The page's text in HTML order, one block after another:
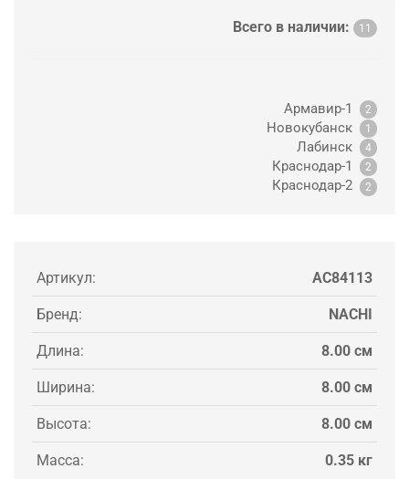
Всего в наличии: 11
Армавир-1 2
Новокубанск 1
Лабинск 4
Краснодар-1 2
Краснодар-2 2
Артикул: AC84113
Бренд: NACHI
Длина: 8.00 см
Ширина: 8.00 см
Высота: 8.00 см
Масса: 0.35 кг